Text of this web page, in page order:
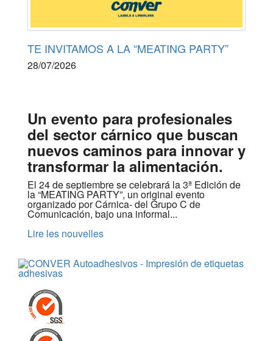
TE INVITAMOS A LA “MEATING PARTY”
28/07/2026
Un evento para profesionales
del sector cárnico que buscan
nuevos caminos para innovar y
transformar la alimentación.
El 24 de septiembre se celebrará la 3ª Edición de
la “MEATING PARTY”, un original evento
organizado por Cárnica- del Grupo C de
Comunicación, bajo una informal...
Lire les nouvelles